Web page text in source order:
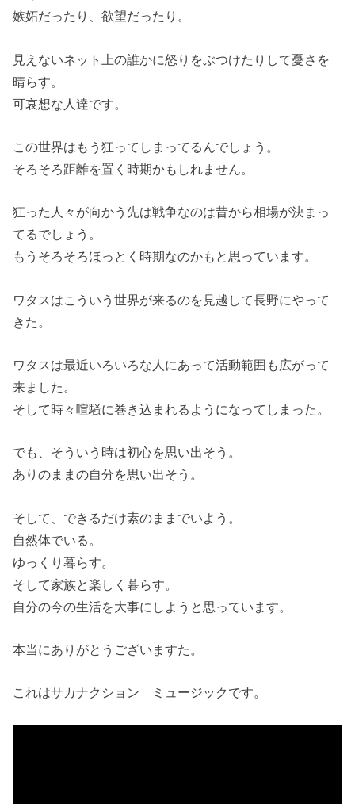
嫉妬だったり、欲望だったり。
見えないネット上の誰かに怒りをぶつけたりして憂さを
晴らす。
可哀想な人達です。
この世界はもう狂ってしまってるんでしょう。
そろそろ距離を置く時期かもしれません。
狂った人々が向かう先は戦争なのは昔から相場が決まっ
てるでしょう。
もうそろそろほっとく時期なのかもと思っています。
ワタスはこういう世界が来るのを見越して長野にやって
きた。
ワタスは最近いろいろな人にあって活動範囲も広がって
来ました。
そして時々喧騒に巻き込まれるようになってしまった。
でも、そういう時は初心を思い出そう。
ありのままの自分を思い出そう。
そして、できるだけ素のままでいよう。
自然体でいる。
ゆっくり暮らす。
そして家族と楽しく暮らす。
自分の今の生活を大事にしようと思っています。
本当にありがとうございますた。
これはサカナクション ミュージックです。